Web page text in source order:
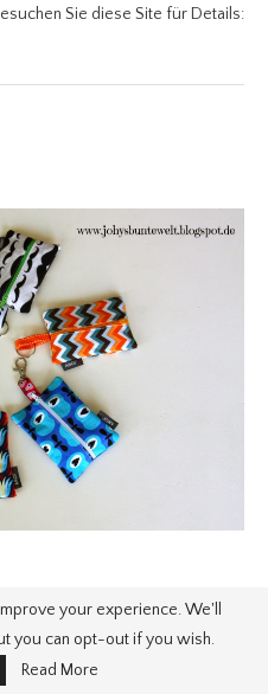
Sie diese Site für Details:
your experience. We'll
you can opt-out if you wish.
Read More